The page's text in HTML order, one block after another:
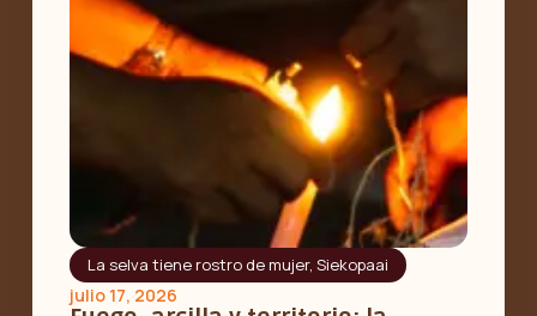
La selva tiene rostro de mujer,Siekopaai
julio 17, 2026